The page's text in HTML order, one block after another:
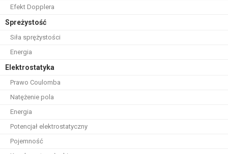
Efekt Dopplera
Spreżystość
Siła sprężystości
Energia
Elektrostatyka
Prawo Coulomba
Natężenie pola
Energia
Potencjał elektrostatyczny
Pojemność